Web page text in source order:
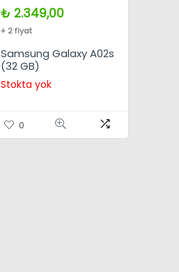
₺ 2.349,00
+ 2 fiyat
Samsung Galaxy A02s
(32 GB)
Stokta yok
0